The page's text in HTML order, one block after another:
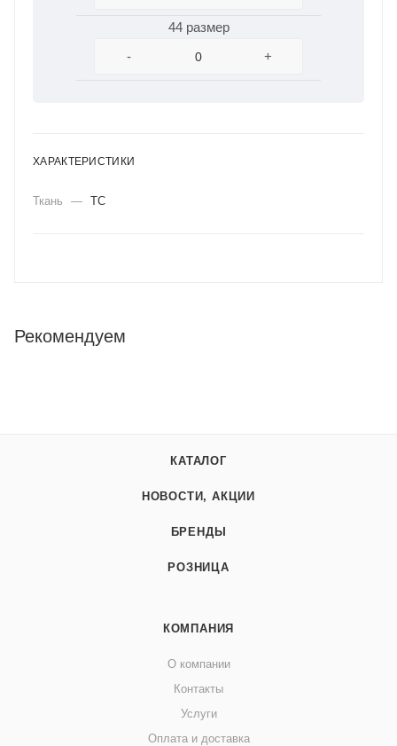
44 размер
-
+
ХАРАКТЕРИСТИКИ
Ткань — ТС
Рекомендуем
КАТАЛОГ
НОВОСТИ, АКЦИИ
БРЕНДЫ
РОЗНИЦА
КОМПАНИЯ
О компании
Контакты
Услуги
Оплата и доставка